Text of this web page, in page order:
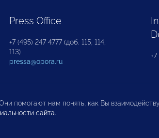
Press Office
+7 (495) 247 4777 (доб. 115, 114,
113)
pressa@opora.ru
помогают нам понять, как Вы
сайта.